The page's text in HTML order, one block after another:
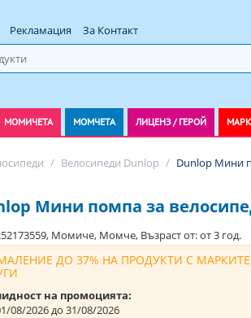
Рекламация За Контакт
МОМИЧЕТА МОМЧЕТА ЛИЦЕНЗ / ГЕРОЙ
/ Велосипеди Dunlop / Dunlop Мини
Мини помпа за
Момиче, Момче, Възраст от: от 3 год.
ДО 37% НА ПРОДУКТИ С МАРКИТЕ
на промоцията:
08/2026 до 31/08/2026